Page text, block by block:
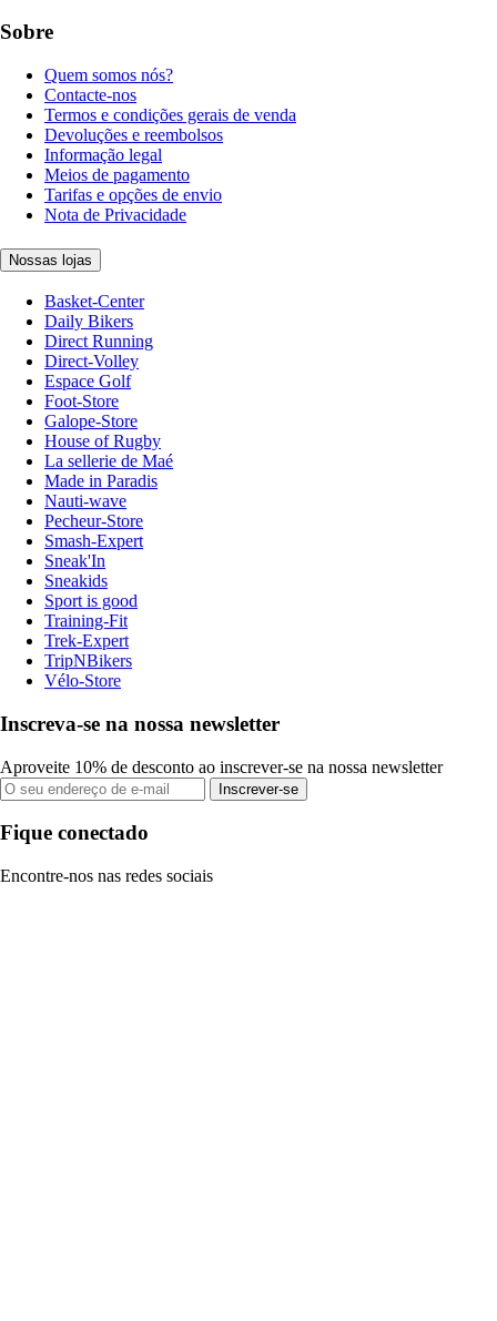
Sobre
Quem somos nós?
Contacte-nos
Termos e condições gerais de venda
Devoluções e reembolsos
Informação legal
Meios de pagamento
Tarifas e opções de envio
Nota de Privacidade
Nossas lojas
Basket-Center
Daily Bikers
Direct Running
Direct-Volley
Espace Golf
Foot-Store
Galope-Store
House of Rugby
La sellerie de Maé
Made in Paradis
Nauti-wave
Pecheur-Store
Smash-Expert
Sneak'In
Sneakids
Sport is good
Training-Fit
Trek-Expert
TripNBikers
Vélo-Store
Inscreva-se na nossa newsletter
Aproveite 10% de desconto ao inscrever-se na nossa newsletter
Inscrever-se
Fique conectado
Encontre-nos nas redes sociais